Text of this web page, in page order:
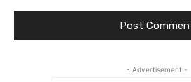
- Advertisement -